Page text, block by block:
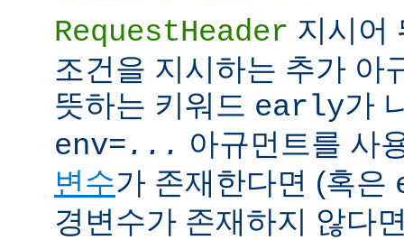
RequestHeader 지시어
조건을 지시하는 추가 아
뜻하는 키워드 early가
env=... 아규먼트를 사
변수가 존재한다면 (혹은
경변수가 존재하지 않다